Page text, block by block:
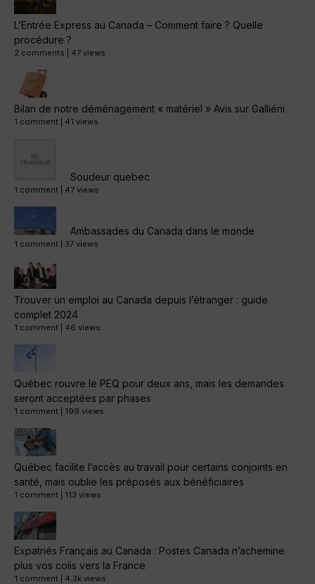
L’Entrée Express au Canada – Comment faire ? Quelle
procédure ?
2 comments 47 views
Bilan de notre déménagement « matériel » Avis sur Galliéni
1 comment 41 views
Soudeur quebec
1 comment 47 views
Ambassades du Canada dans le monde
1 comment 37 views
Trouver un emploi au Canada depuis l’étranger : guide
complet 2024
1 comment 46 views
Québec rouvre le PEQ pour deux ans, mais les demandes
seront acceptées par phases
1 comment 199 views
Québec facilite l’accès au travail pour certains conjoints en
santé, mais oublie les préposés aux bénéficiaires
1 comment 113 views
Expatriés Français au Canada : Postes Canada n’achemine
plus vos colis vers la France
1 comment 4.3k views